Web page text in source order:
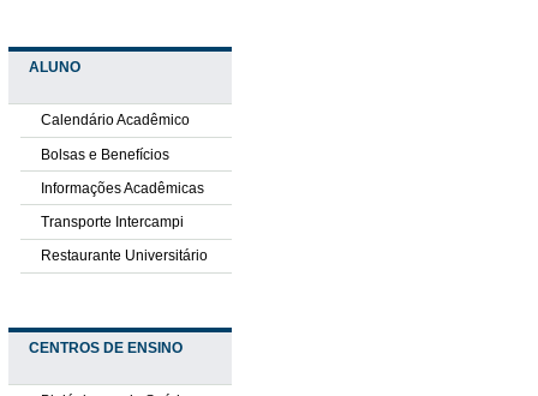
ALUNO
Calendário Acadêmico
Bolsas e Benefícios
Informações Acadêmicas
Transporte Intercampi
Restaurante Universitário
CENTROS DE ENSINO